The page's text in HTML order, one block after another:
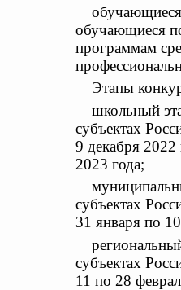
обучающиеся
обучающиеся
программам
Этапы
школьный
субъектах
9 декабря 2022
2023 года;
субъектах
31 января по
субъектах
11 по 28